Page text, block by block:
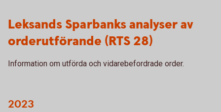
Leksands Sparbanks analyser av
orderutförande (RTS 28)
Information om utförda och vidarebefordrade order.
2023